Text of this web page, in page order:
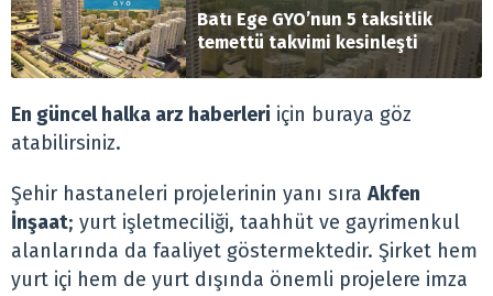
Batı Ege GYO’nun 5 taksitlik
temettü takvimi kesinleşti
En güncel halka arz haberleri için buraya göz
atabilirsiniz.
Şehir hastaneleri projelerinin yanı sıra Akfen
İnşaat; yurt işletmeciliği, taahhüt ve gayrimenkul
alanlarında da faaliyet göstermektedir. Şirket hem
yurt içi hem de yurt dışında önemli projelere imza